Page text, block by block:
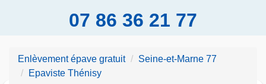
07 86 36 21 77
Enlèvement épave gratuit
Seine-et-Marne 77
Epaviste Thénisy